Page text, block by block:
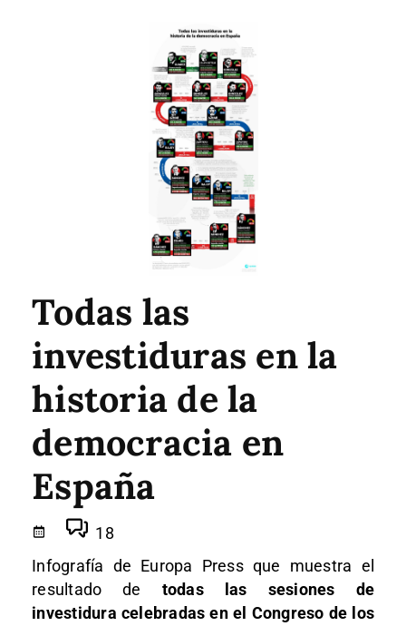
Todas las
investiduras en la
historia de la
democracia en
España
18
Infografía de Europa Press que muestra el
resultado de todas las sesiones de
investidura celebradas en el Congreso de los